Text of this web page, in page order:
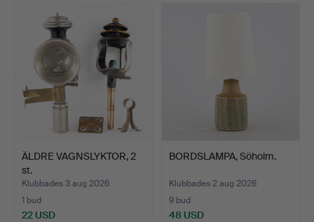
ÄLDRE VAGNSLYKTOR, 2
st.
Klubbades 3 aug 2026
1 bud
22 USD
BORDSLAMPA, Söholm.
Klubbades 2 aug 2026
9 bud
48 USD